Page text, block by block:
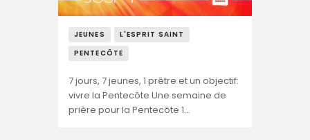
JEUNES
L'ESPRIT SAINT
PENTECÔTE
7 jours, 7 jeunes, 1 prêtre et un objectif:
vivre la Pentecôte Une semaine de
prière pour la Pentecôte 1…